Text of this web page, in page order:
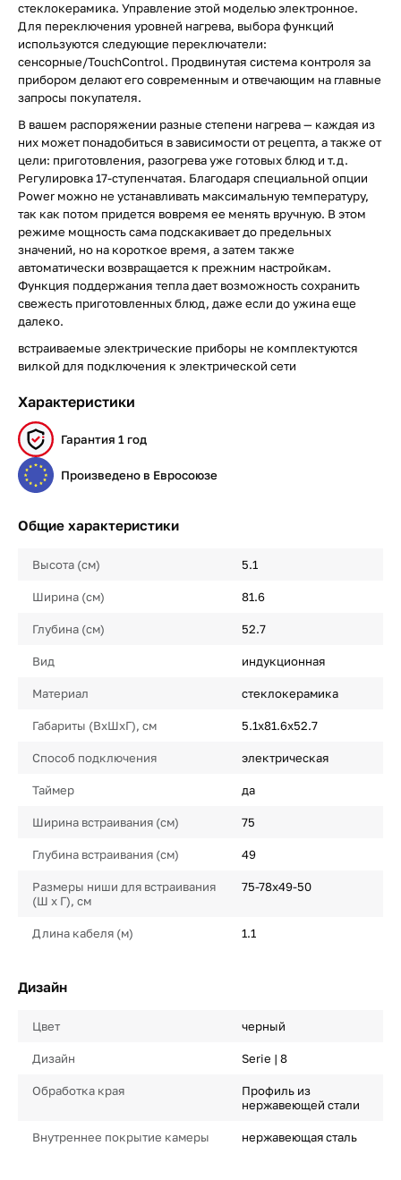
стеклокерамика. Управление этой моделью электронное.
Для переключения уровней нагрева, выбора функций
используются следующие переключатели:
сенсорные/TouchControl. Продвинутая система контроля за
прибором делают его современным и отвечающим на главные
запросы покупателя.
В вашем распоряжении разные степени нагрева — каждая из
них может понадобиться в зависимости от рецепта, а также от
цели: приготовления, разогрева уже готовых блюд и т.д.
Регулировка 17-ступенчатая. Благодаря специальной опции
Power можно не устанавливать максимальную температуру,
так как потом придется вовремя ее менять вручную. В этом
режиме мощность сама подскакивает до предельных
значений, но на короткое время, а затем также
автоматически возвращается к прежним настройкам.
Функция поддержания тепла дает возможность сохранить
свежесть приготовленных блюд, даже если до ужина еще
далеко.
встраиваемые электрические приборы не комплектуются
вилкой для подключения к электрической сети
Характеристики
Гарантия 1 год
Произведено в Евросоюзе
Общие характеристики
Высота (см) 5.1
Ширина (см) 81.6
Глубина (см) 52.7
Вид индукционная
Материал стеклокерамика
Габариты (ВхШхГ), см 5.1х81.6х52.7
Способ подключения электрическая
Таймер да
Ширина встраивания (см) 75
Глубина встраивания (см) 49
Размеры ниши для встраивания
(Ш х Г), см
75-78х49-50
Длина кабеля (м) 1.1
Дизайн
Цвет черный
Дизайн Serie | 8
Обработка края
Профиль из
нержавеющей стали
Внутреннее покрытие камеры нержавеющая сталь